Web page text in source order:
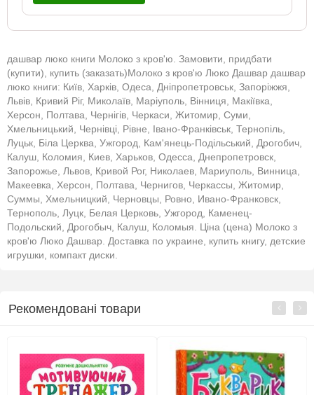
дашвар люко книги Молоко з кров'ю. Замовити, придбати
(купити), купить (заказать)Молоко з кров'ю Люко Дашвар дашвар
люко книги: Київ, Харків, Одеса, Дніпропетровськ, Запоріжжя,
Львів, Кривий Ріг, Миколаїв, Маріуполь, Вінниця, Макіївка,
Херсон, Полтава, Чернігів, Черкаси, Житомир, Суми,
Хмельницький, Чернівці, Рівне, Івано-Франківськ, Тернопіль,
Луцьк, Біла Церква, Ужгород, Кам'янець-Подільський, Дрогобич,
Калуш, Коломия, Киев, Харьков, Одесса, Днепропетровск,
Запорожье, Львов, Кривой Рог, Николаев, Мариуполь, Винница,
Макеевка, Херсон, Полтава, Чернигов, Черкассы, Житомир,
Суммы, Хмельницкий, Черновцы, Ровно, Ивано-Франковск,
Тернополь, Луцк, Белая Церковь, Ужгород, Каменец-
Подольский, Дрогобыч, Калуш, Коломыя. Ціна (цена) Молоко з
кров'ю Люко Дашвар. Доставка по украине, купить книгу, детские
игрушки, компакт диски.
Рекомендовані товари